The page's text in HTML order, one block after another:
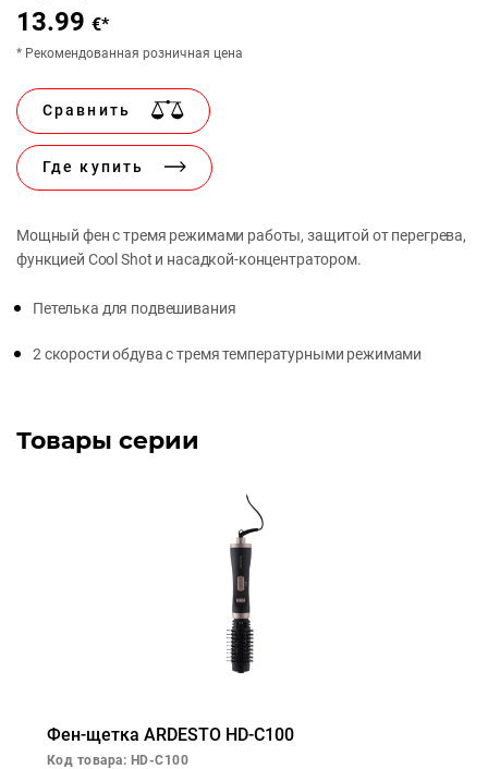
13.99 €*
* Рекомендованная розничная цена
Сравнить
Где купить
Мощный фен с тремя режимами работы, защитой от перегрева,
функцией Cool Shot и насадкой-концентратором.
Петелька для подвешивания
2 скорости обдува с тремя температурными режимами
Товары серии
Фен-щетка ARDESTO HD-C100
Код товара: HD-C100